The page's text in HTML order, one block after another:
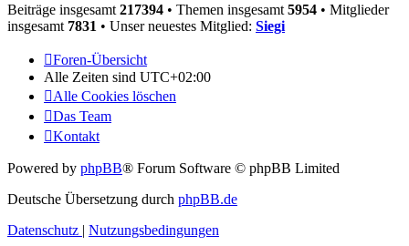
Beiträge insgesamt 217394 • Themen insgesamt 5954 • Mitglieder
insgesamt 7831 • Unser neuestes Mitglied: Siegi
Foren-Übersicht
Alle Zeiten sind UTC+02:00
Alle Cookies löschen
Das Team
Kontakt
Powered by phpBB® Forum Software © phpBB Limited
Deutsche Übersetzung durch phpBB.de
Datenschutz | Nutzungsbedingungen